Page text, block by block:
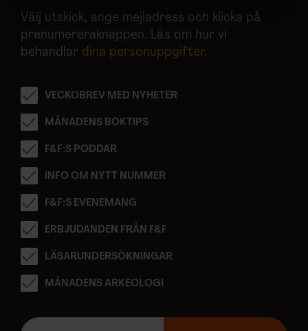
Vi använder enhetsidentifierare för att anpassa innehållet
och annonserna till användarna, tillhandahålla funktioner
för sociala medier och analysera vår trafik. Vi
information från din enhet till de sociala medier och
Dessa kan i sin tur kombinera informationen med annan
information som du har tillhandahållit eller som de har
samlat in när du har använt deras tjänster.
Välj utskick, ange mejladress och klicka på
prenumereraknappen. Läs om hur vi
behandlar dina personuppgifter.
VECKOBREV MED NYHETER
MÅNADENS BOKTIPS
F&F:S PODDAR
INFO OM NYTT NUMMER
F&F:S EVENEMANG
ERBJUDANDEN FRÅN F&F
LÄSARUNDERSÖKNINGAR
MÅNADENS ARKEOLOGI
E